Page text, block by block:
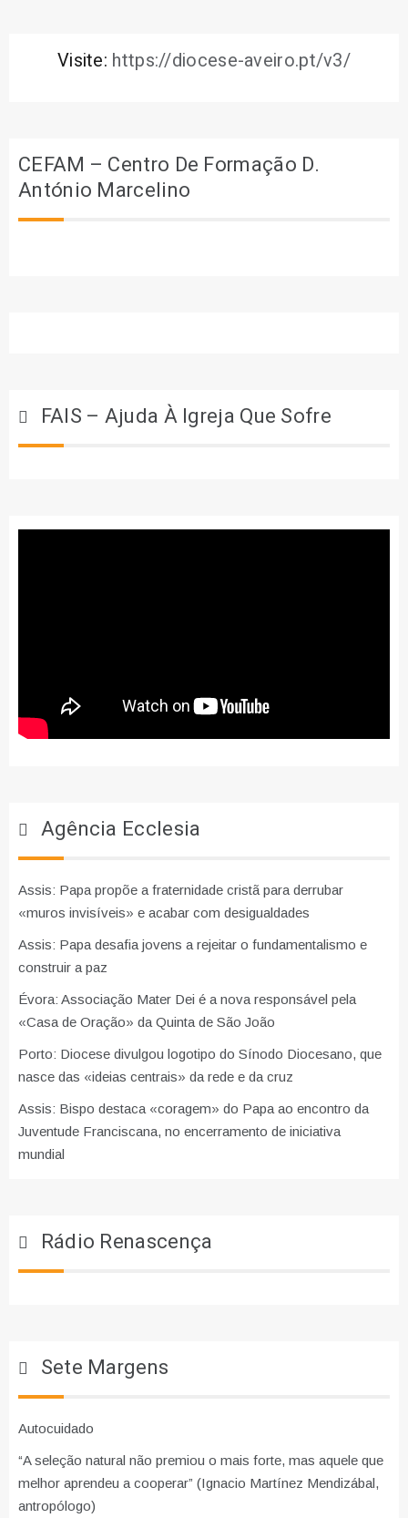
Visite: https://diocese-aveiro.pt/v3/
CEFAM – Centro De Formação D.
António Marcelino
FAIS – Ajuda À Igreja Que Sofre
Agência Ecclesia
Assis: Papa propõe a fraternidade cristã para derrubar
«muros invisíveis» e acabar com desigualdades
Assis: Papa desafia jovens a rejeitar o fundamentalismo e
construir a paz
Évora: Associação Mater Dei é a nova responsável pela
«Casa de Oração» da Quinta de São João
Porto: Diocese divulgou logotipo do Sínodo Diocesano, que
nasce das «ideias centrais» da rede e da cruz
Assis: Bispo destaca «coragem» do Papa ao encontro da
Juventude Franciscana, no encerramento de iniciativa
mundial
Rádio Renascença
Sete Margens
Autocuidado
“A seleção natural não premiou o mais forte, mas aquele que
melhor aprendeu a cooperar” (Ignacio Martínez Mendizábal,
antropólogo)